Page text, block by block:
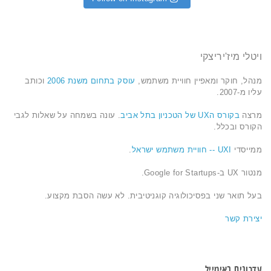
ויטלי מיז'יריצקי
מנהל, חוקר ומאפיין חוויית משתמש, עוסק בתחום משנת 2006
וכותב
עליו מ-2007.
מרצה בקורס הUX של הטכניון בתל אביב
. עונה בשמחה על שאלות לגבי
הקורס ובכלל.
ממייסדי UXI -- חוויית משתמש ישראל .
מנטור UX ב-Google for Startups.
בעל תואר שני בפסיכולוגיה קוגניטיבית. לא עשה הסבת מקצוע.
יצירת קשר